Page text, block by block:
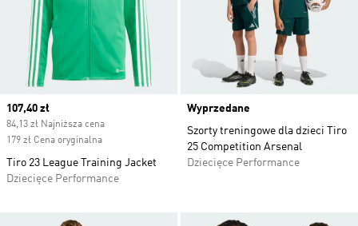
Current price
107,40 zł
84,13 zł Najniższa cena
179 zł Cena oryginalna
Tiro 23 League Training Jacket
Dziecięce Performance
Wyprzedane
Szorty treningowe dla dzieci Tiro
25 Competition Arsenal
Dziecięce Performance